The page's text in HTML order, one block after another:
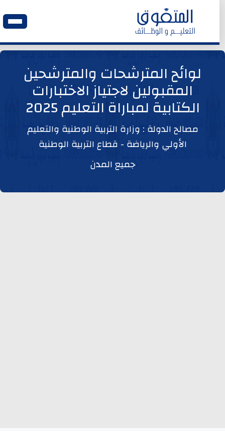
وظائف اليوم
ابحث عن وظيفة
وظائف عمومية
لوائح المترشحات والمترشحين
المقبولين لاجتياز الاختبارات
الكتابية لمباراة التعليم 2025
مصالح الدولة : وزارة التربية الوطنية والتعليم
الأولي والرياضة - قطاع التربية الوطنية
جميع المدن